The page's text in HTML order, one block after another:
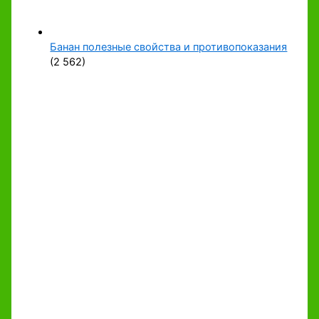
Банан полезные свойства и противопоказания
(2 562)